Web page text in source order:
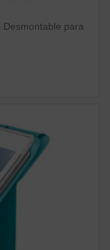
Desmontable para